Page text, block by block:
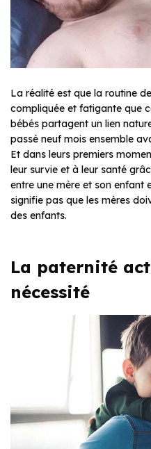
La réalité est que la routine
compliquée et fatigante que
bébés partagent un lien
passé neuf mois ensemble
Et dans leurs premiers
leur survie et à leur santé
entre une mère et son enfant
signifie pas que les mères
des enfants.
La paternité
nécessité